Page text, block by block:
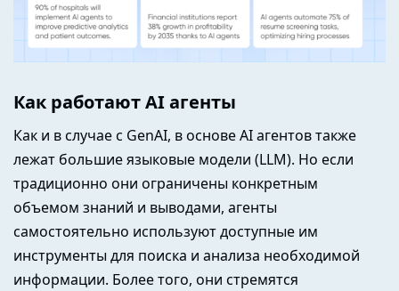
Как работают AI агенты
Как и в случае с GenAI, в основе AI агентов также
лежат большие языковые модели (LLM). Но если
традиционно они ограничены конкретным
объемом знаний и выводами, агенты
самостоятельно используют доступные им
инструменты для поиска и анализа необходимой
информации. Более того, они стремятся